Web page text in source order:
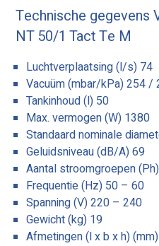
Technische gegevens
NT 50/1 Tact Te M
Luchtverplaatsing (l/s) 74
Vacuüm (mbar/kPa) 254 /
Tankinhoud (l) 50
Max. vermogen (W) 1380
Standaard nominale
Geluidsniveau (dB/A) 69
Aantal stroomgroepen
Frequentie (Hz) 50 – 60
Spanning (V) 220 – 240
Gewicht (kg) 19
Afmetingen (l x b x h)